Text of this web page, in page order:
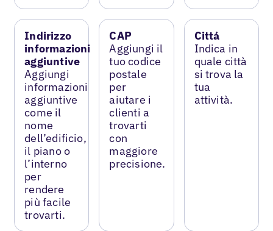
Indirizzo
informazioni
aggiuntive
Aggiungi
informazioni
aggiuntive
come il
nome
dell’edificio,
il piano o
l’interno
per
rendere
più facile
trovarti.
CAP
Aggiungi il
tuo codice
postale
per
aiutare i
clienti a
trovarti
con
maggiore
precisione.
Cittá
Indica in
quale città
si trova la
tua
attività.